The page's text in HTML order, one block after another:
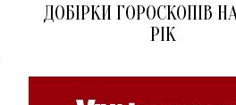
ДОБІРКИ ГОРОСКОПІВ
РІК